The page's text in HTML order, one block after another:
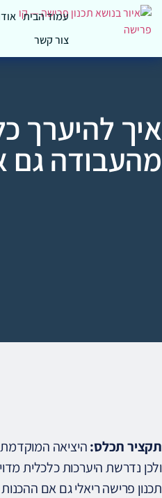
עמוד הבית
צור קשר
איך להיערך
מהעבודה גם
תקציר תכלס:היציאה
ולכן נדרשת היערכות כלכלית
תכנון פרישה ריאלי גם אם